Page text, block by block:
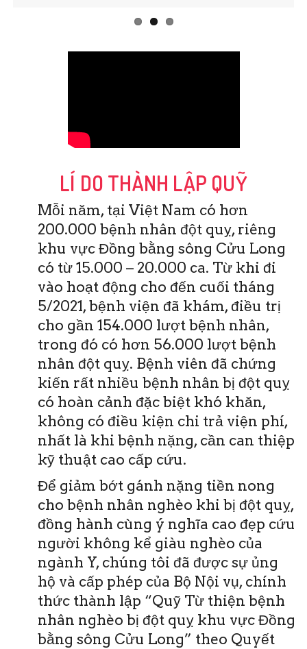
LÍ DO THÀNH LẬP QUỸ
Mỗi năm, tại Việt Nam có hơn
200.000 bệnh nhân đột quỵ, riêng
khu vực Đồng bằng sông Cửu Long
có từ 15.000 – 20.000 ca. Từ khi đi
vào hoạt động cho đến cuối tháng
5/2021, bệnh viện đã khám, điều trị
cho gần 154.000 lượt bệnh nhân,
trong đó có hơn 56.000 lượt bệnh
nhân đột quỵ. Bệnh viên đã chứng
kiến rất nhiều bệnh nhân bị đột quỵ
có hoàn cảnh đặc biệt khó khăn,
không có điều kiện chi trả viện phí,
nhất là khi bệnh nặng, cần can thiệp
kỹ thuật cao cấp cứu.
Để giảm bớt gánh nặng tiền nong
cho bệnh nhân nghèo khi bị đột quỵ,
đồng hành cùng ý nghĩa cao đẹp cứu
người không kể giàu nghèo của
ngành Y, chúng tôi đã được sự ủng
hộ và cấp phép của Bộ Nội vụ, chính
thức thành lập “Quỹ Từ thiện bệnh
nhân nghèo bị đột quỵ khu vực Đồng
bằng sông Cửu Long” theo Quyết